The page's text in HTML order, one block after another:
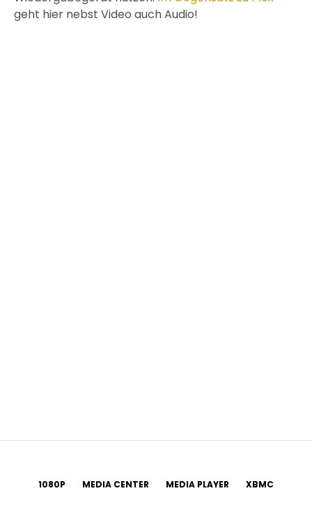
geht hier nebst Video auch Audio!
1080P MEDIA CENTER MEDIA PLAYER XBMC